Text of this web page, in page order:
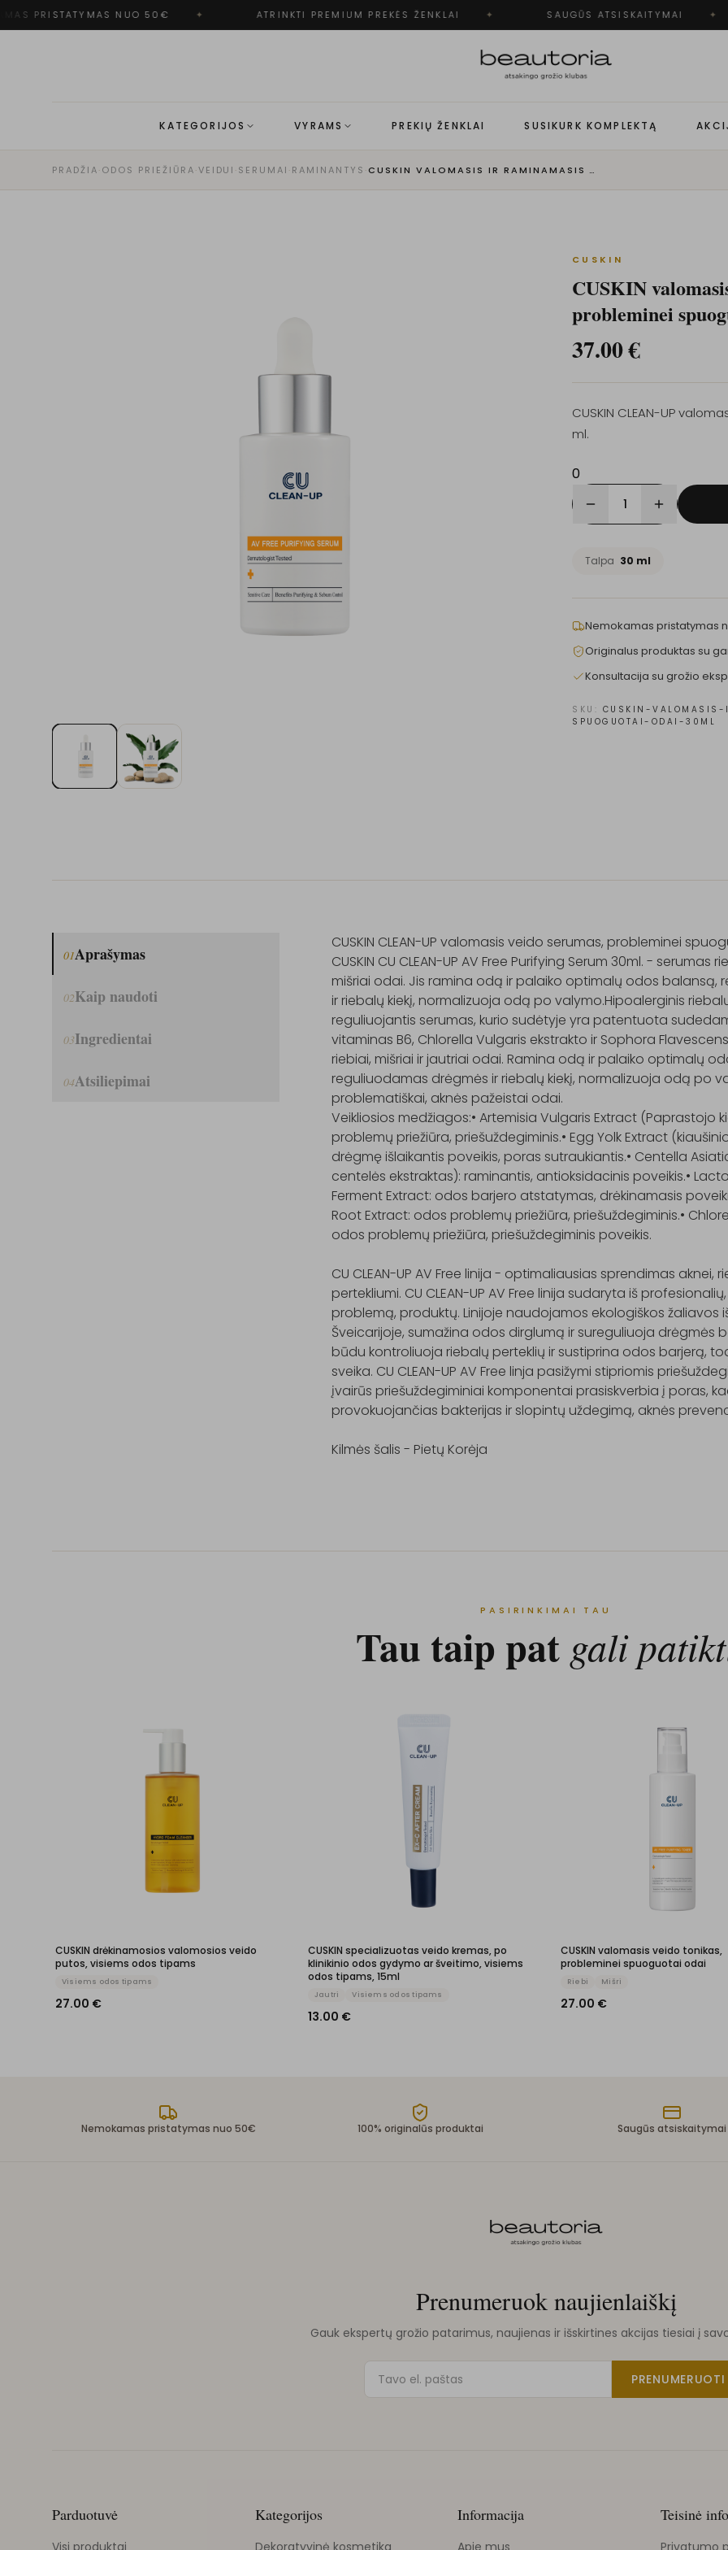
PRISTATYMAS NUO 50€ ATRINKTI PREMIUM PREKĖS ŽENKLAI SAUGŪS ATSISKAITYMAI
KATEGORIJOS VYRAMS PREKIŲ ŽENKLAI SUSIKURK KOMPLEKTĄ
PRADŽIA·ODOS PRIEŽIŪRA·VEIDUI ·SERUMAI ·RAMINANTYS · CUSKIN VALOMASIS IR RAMINAMASIS VEIDO SERUMAS, PROBLEMINEI SPUOGUOTAI ODAI
CUSKIN
CUSKIN
probleminei
37.00€
CUSKIN CLEAN-UP
ml.
0
1
Talpa 30 ml
Nemokamas pristatymas
Originalus produktas su
Konsultacija su grožio
SKU: CUSKIN-
SPUOGUOTAI-ODAI-30ML
01Aprašymas
02Kaip naudoti
03Ingredientai
04Atsiliepimai
CUSKIN CLEAN-UP valomasis veido serumas, probleminei
CUSKIN CU CLEAN-UP AV Free Purifying Serum 30ml. - serumas
mišriai odai. Jis ramina odą ir palaiko optimalų odos balansą,
ir riebalų kiekį, normalizuoja odą po valymo.Hipoalerginis
reguliuojantis serumas, kurio sudėtyje yra patentuota
vitaminas B6, Chlorella Vulgaris ekstrakto ir Sophora
riebiai, mišriai ir jautriai odai. Ramina odą ir palaiko optimalų
reguliuodamas drėgmės ir riebalų kiekį, normalizuoja odą po
problematiškai, aknės pažeistai odai.
Veikliosios medžiagos:• Artemisia Vulgaris Extract (Paprastojo
problemų priežiūra, priešuždegiminis.• Egg Yolk Extract
drėgmę išlaikantis poveikis, poras sutraukiantis.• Centella
centelės ekstraktas): raminantis, antioksidacinis poveikis.•
Ferment Extract: odos barjero atstatymas, drėkinamasis
Root Extract: odos problemų priežiūra, priešuždegiminis.•
odos problemų priežiūra, priešuždegiminis poveikis.
CU CLEAN-UP AV Free linija - optimaliausias sprendimas aknei,
pertekliumi. CU CLEAN-UP AV Free linija sudaryta iš
problemą, produktų. Linijoje naudojamos ekologiškos žaliavos
Šveicarijoje, sumažina odos dirglumą ir sureguliuoja drėgmės
būdu kontroliuoja riebalų perteklių ir sustiprina odos barjerą,
sveika. CU CLEAN-UP AV Free linja pasižymi stipriomis
įvairūs priešuždegiminiai komponentai prasiskverbia į poras,
provokuojančias bakterijas ir slopintų uždegimą, aknės
Kilmės šalis - Pietų Korėja
PASIRINKIMAI TAU
Tau taip pat gali
CUSKIN drėkinamosios valomosios veido
putos, visiems odos tipams
Visiems odos tipams
27.00 €
CUSKIN specializuotas veido kremas, po
klinikinio odos gydymo ar šveitimo, visiems
odos tipams, 15ml
Jautri Visiems odos tipams
13.00 €
CUSKIN valomasis veido tonikas,
probleminei spuoguotai odai
Riebi Mišri
27.00 €
Nemokamas pristatymas nuo 50€ 100% originalūs produktai Saugūs atsiskaitymai
Prenumeruok naujienlaiškį
Gauk ekspertų grožio patarimus, naujienas ir išskirtines akcijas tiesiai į
PRENUMERUOTI
Parduotuvė
Visi produktai
Kategorijos
Dekoratyvinė kosmetika
Informacija
Apie mus
Teisinė
Privatumo